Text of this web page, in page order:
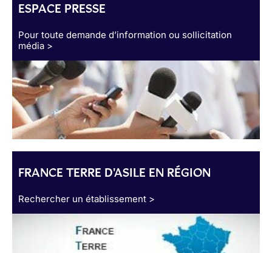
ESPACE PRESSE
Pour toute demande d’information ou sollicitation
média >
FRANCE TERRE D'ASILE EN RÉGION
Rechercher un établissement >